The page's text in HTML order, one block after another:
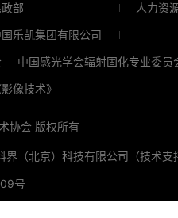
部
人力资
国乐凯集团有限公司
中国感光学会辐射固化专业委员
影像技术》
协会 版权所有
界（北京）科技有限公司（技术支
号